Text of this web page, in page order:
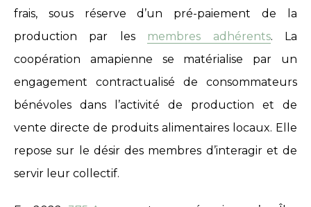
frais, sous réserve d’un pré-paiement de la
production par les membres adhérents. La
coopération amapienne se matérialise par un
engagement contractualisé de consommateurs
bénévoles dans l’activité de production et de
vente directe de produits alimentaires locaux. Elle
repose sur le désir des membres d’interagir et de
servir leur collectif.